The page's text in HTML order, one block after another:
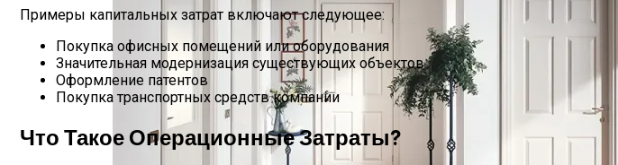
Примеры капитальных затрат включают следующее:
Покупка офисных помещений или оборудования
Значительная модернизация существующих объектов
Оформление патентов
Покупка транспортных средств компании
Что Такое Операционные Затраты?